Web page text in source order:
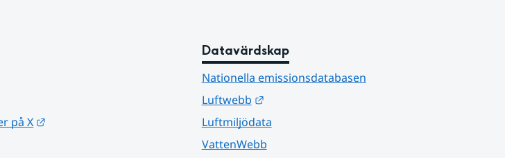
på X
Datavärdskap
Nationella emissionsdatabasen
Luftwebb
Länk till annan webbplats.
Luftmiljödata
VattenWebb